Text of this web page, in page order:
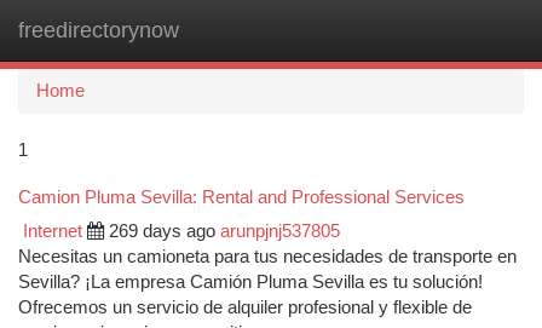
freedirectorynow
Home
1
Camion Pluma Sevilla: Rental and Professional Services
Internet 269 days ago arunpjnj537805
Necesitas un camioneta para tus necesidades de transporte en
Sevilla? ¡La empresa Camión Pluma Sevilla es tu solución!
Ofrecemos un servicio de alquiler profesional y flexible de